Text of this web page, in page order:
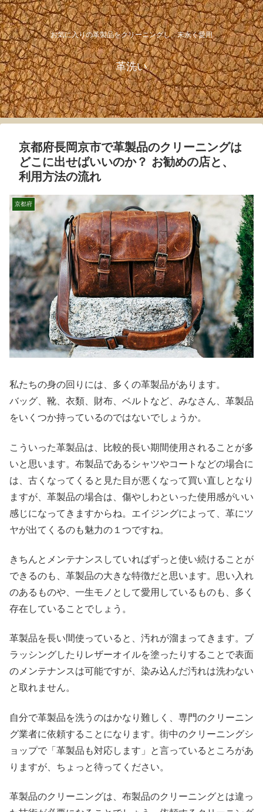
お気に入りの革製品をクリーニングし、末永く愛用
革洗い
京都府長岡京市で革製品のクリーニングは
どこに出せばいいのか？ お勧めの店と、
利用方法の流れ
京都府
私たちの身の回りには、多くの革製品があります。
バッグ、靴、衣類、財布、ベルトなど、みなさん、革製品
をいくつか持っているのではないでしょうか。
こういった革製品は、比較的長い期間使用されることが多
いと思います。布製品であるシャツやコートなどの場合に
は、古くなってくると見た目が悪くなって買い直しとなり
ますが、革製品の場合は、傷やしわといった使用感がいい
感じになってきますからね。エイジングによって、革にツ
ヤが出てくるのも魅力の１つですね。
きちんとメンテナンスしていればずっと使い続けることが
できるのも、革製品の大きな特徴だと思います。思い入れ
のあるものや、一生モノとして愛用しているものも、多く
存在していることでしょう。
革製品を長い間使っていると、汚れが溜まってきます。ブ
ラッシングしたりレザーオイルを塗ったりすることで表面
のメンテナンスは可能ですが、染み込んだ汚れは洗わない
と取れません。
自分で革製品を洗うのはかなり難しく、専門のクリーニン
グ業者に依頼することになります。街中のクリーニングシ
ョップで「革製品も対応します」と言っているところがあ
りますが、ちょっと待ってください。
革製品のクリーニングは、布製品のクリーニングとは違っ